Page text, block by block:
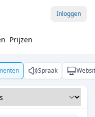
Inloggen
Prijzen
Spraak